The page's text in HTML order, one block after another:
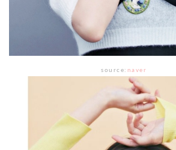
source: naver